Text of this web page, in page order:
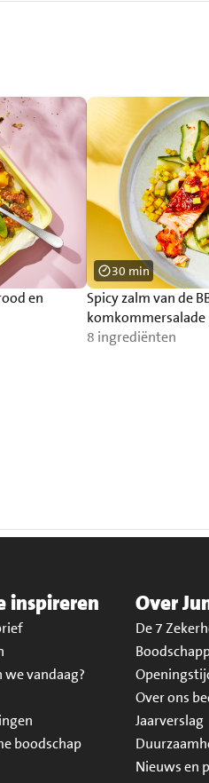
en
Spicy zalm van de
komkommersalade
8 ingrediënten
30 min
inspireren
we vandaag?
boodschap
Over
De 7
Over ons
Jaarverslag
Nieuws en